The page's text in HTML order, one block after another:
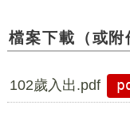
檔案下載（或附
102歲入出.pdf